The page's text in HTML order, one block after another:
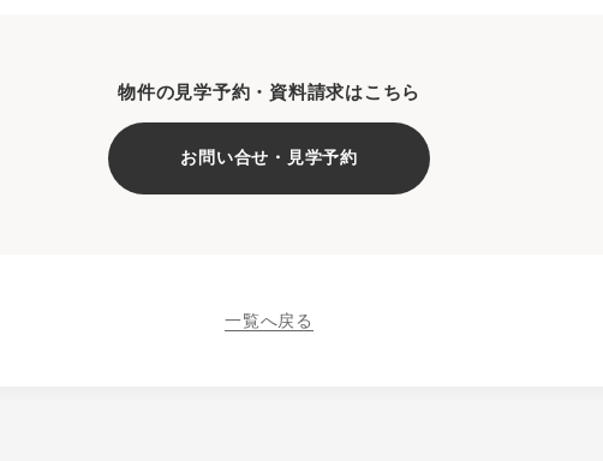
物件の見学予約・資料請求はこちら
お問い合せ・見学予約
一覧へ戻る